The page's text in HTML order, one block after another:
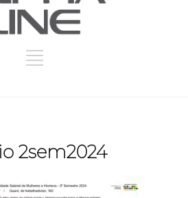
2sem2024